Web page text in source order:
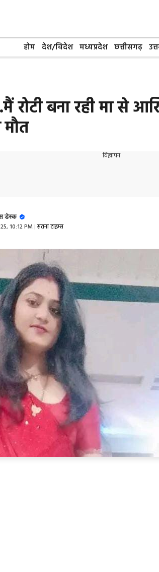
होम देश/विदेश मध्यप्रदेश छत्तीसगढ़
रोटी बना रही मा से
मौत
विज्ञापन
डेस्क
10:12 PM सतना टाइम्स